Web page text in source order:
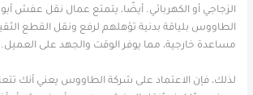
الزجاجي أو الكهربائي. أيضًا، يتمتع عمال نقل عفش
الطاووس بلياقة بدنية تؤهلهم لرفع ونقل القطع
مساعدة خارجية، مما يوفر الوقت والجهد على العميل.
لذلك، فإن الاعتماد على شركة الطاووس يعني أنك